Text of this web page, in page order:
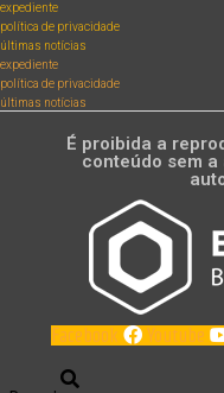
expediente
política de privacidade
últimas notícias
expediente
política de privacidade
últimas notícias
É proibida a
conteúdo sem
Facebook Youtube